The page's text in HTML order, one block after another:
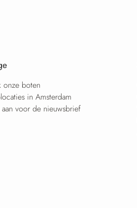
onze boten
in Amsterdam
voor de nieuwsbrief